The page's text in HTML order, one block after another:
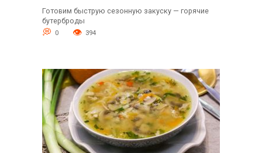
Готовим быструю сезонную закуску — горячие
бутерброды
0 394